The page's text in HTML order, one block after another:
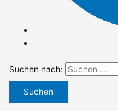
Suchen nach: